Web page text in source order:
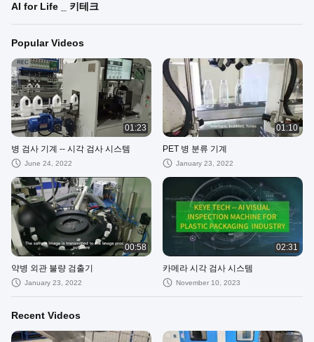
AI for Life _ 키테크
Popular Videos
01:23
병 검사 기계 -- 시각 검사 시스템
June 24, 2022
01:10
PET 병 분류 기계
January 23, 2022
00:58
약병 외관 불량 검출기
January 23, 2022
02:31
카메라 시각 검사 시스템
November 10, 2023
Recent Videos